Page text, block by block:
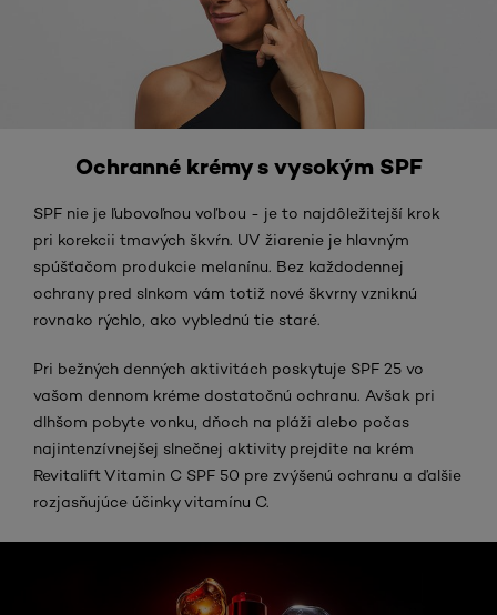
Ochranné krémy s vysokým SPF
SPF nie je ľubovoľnou voľbou - je to najdôležitejší krok
pri korekcii tmavých škvŕn. UV žiarenie je hlavným
spúšťačom produkcie melanínu. Bez každodennej
ochrany pred slnkom vám totiž nové škvrny vzniknú
rovnako rýchlo, ako vyblednú tie staré.
Pri bežných denných aktivitách poskytuje SPF 25 vo
vašom dennom kréme dostatočnú ochranu. Avšak pri
dlhšom pobyte vonku, dňoch na pláži alebo počas
najintenzívnejšej slnečnej aktivity prejdite na krém
Revitalift Vitamin C SPF 50 pre zvýšenú ochranu a ďalšie
rozjasňujúce účinky vitamínu C.